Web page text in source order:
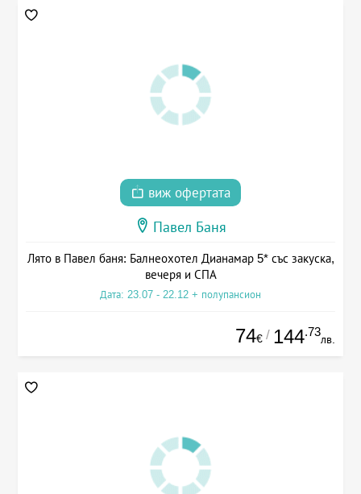
виж офертата
Павел Баня
Лято в Павел баня: Балнеохотел Дианамар 5* със закуска,
вечеря и СПА
Дата: 23.07 - 22.12 + полупансион
74€ / 144.73
лв.